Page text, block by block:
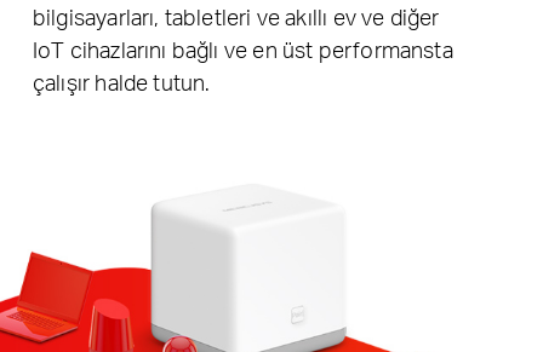
bilgisayarları, tabletleri ve akıllı ev ve diğer
IoT cihazlarını bağlı ve en üst performansta
çalışır halde tutun.